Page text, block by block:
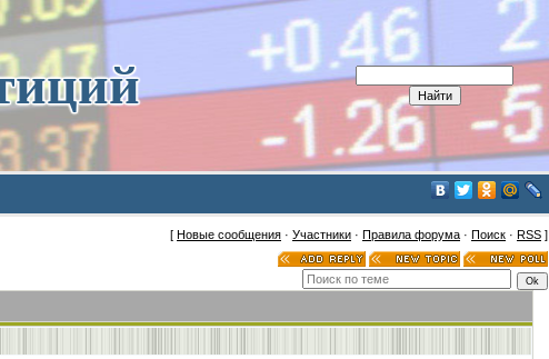
[ Новые сообщения · Участники · Правила форума · Поиск · RSS ]